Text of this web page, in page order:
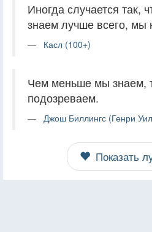
Иногда случается так,
знаем лучше всего, мы
Касл (100+)
Чем меньше мы знаем,
подозреваем.
Джош Биллингс (Генри
Показать